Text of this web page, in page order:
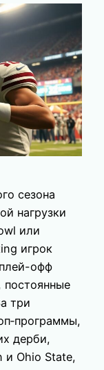
сезона
нагрузки
или
игрок
офф
три
дерби,
и Ohio State,